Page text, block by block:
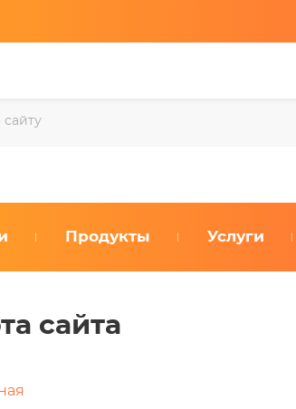
Продукты Услуги
сайта